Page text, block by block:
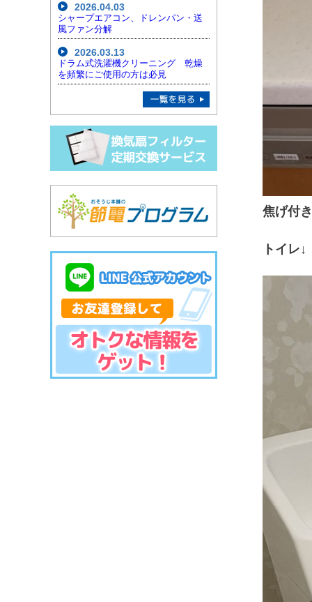
焦げ付
トイレ↓
2026.04.03
シャープエアコン、ドレンパン・送
風ファン分解
2026.03.13
ドラム式洗濯機クリーニング 乾燥
を頻繁にご使用の方は必見